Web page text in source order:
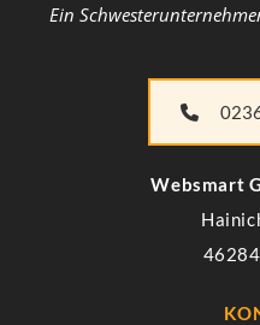
Ein
Websmart​